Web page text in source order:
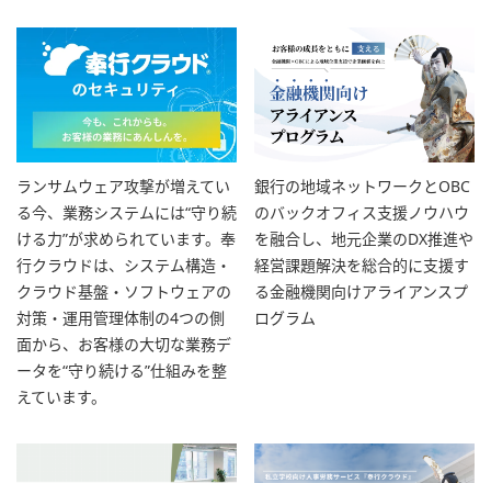
ランサムウェア攻撃が増えてい
る今、業務システムには“守り続
ける力”が求められています。奉
行クラウドは、システム構造・
クラウド基盤・ソフトウェアの
対策・運用管理体制の4つの側
面から、お客様の大切な業務デ
ータを“守り続ける”仕組みを整
えています。
銀行の地域ネットワークとOBC
のバックオフィス支援ノウハウ
を融合し、地元企業のDX推進や
経営課題解決を総合的に支援す
る金融機関向けアライアンスプ
ログラム